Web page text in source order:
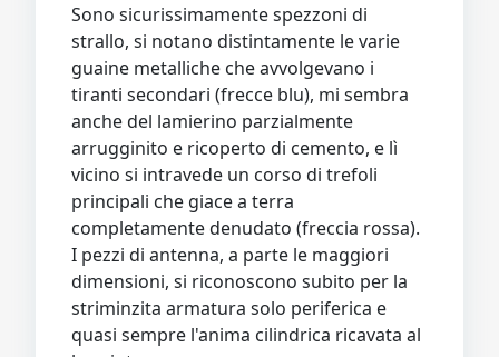
Sono sicurissimamente spezzoni di
strallo, si notano distintamente le varie
guaine metalliche che avvolgevano i
tiranti secondari (frecce blu), mi sembra
anche del lamierino parzialmente
arrugginito e ricoperto di cemento, e lì
vicino si intravede un corso di trefoli
principali che giace a terra
completamente denudato (freccia rossa).
I pezzi di antenna, a parte le maggiori
dimensioni, si riconoscono subito per la
striminzita armatura solo periferica e
quasi sempre l'anima cilindrica ricavata al